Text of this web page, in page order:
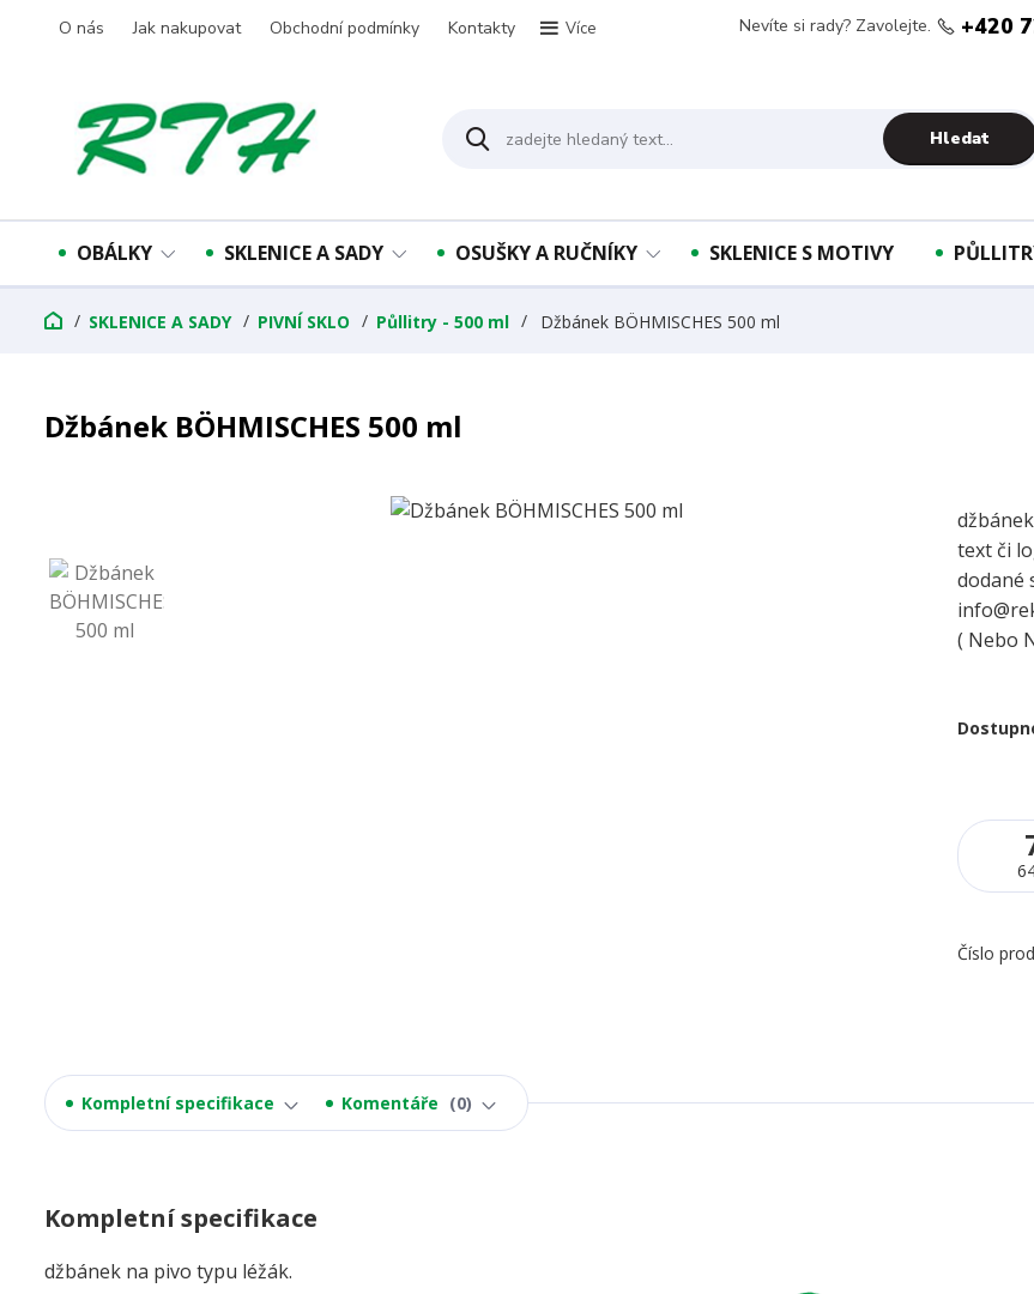
O nás Jak nakupovat Obchodní podmínky Kontakty Více
Hledat
Nevíte si rady? Zavolejte. +420
OBÁLKY SKLENICE A SADY OSUŠKY A RUČNÍKY SKLENICE S MOTIVY
SKLENICE A SADY PIVNÍ SKLO Půllitry - 500 ml Džbánek BÖHMISCHES 500 ml
Džbánek BÖHMISCHES 500 ml
text či
dodané
( Nebo
Číslo
Kompletní specifikace Komentáře 0
Kompletní specifikace
džbánek na pivo typu léžák.